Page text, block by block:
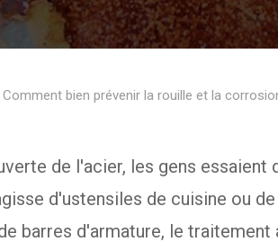
Comment bien prévenir la rouille et la
de l'acier, les gens essaient
d'ustensiles de cuisine ou
barres d'armature, le